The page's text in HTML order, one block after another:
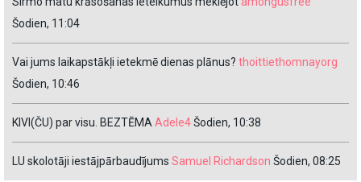
Šodien, 11:04
Vai jums laikapstākļi ietekmē dienas plānus? thoittiethomnayorg
Šodien, 10:46
KIVI(ČU) par visu. BEZTĒMAAdele4Šodien, 10:38
LU skolotāji iestājpārbaudījums Samuel Richardson Šodien, 08:25